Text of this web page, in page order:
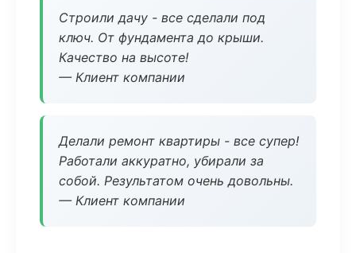
Строили дачу - все сделали под
ключ. От фундамента до крыши.
Качество на высоте!
— Клиент компании
Делали ремонт квартиры - все супер!
Работали аккуратно, убирали за
собой. Результатом очень довольны.
— Клиент компании